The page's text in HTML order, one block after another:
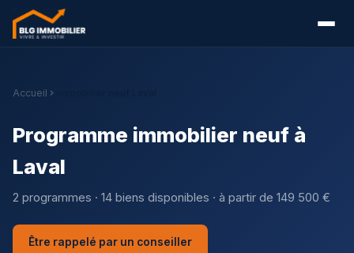
Accueil
Programme immobilier neuf à
Laval
2 programmes · 14 biens disponibles · à partir de 149 500 €
Être rappelé par un conseiller